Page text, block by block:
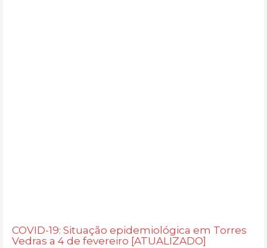
COVID-19: Situação epidemiológica em Torres
Vedras a 4 de fevereiro [ATUALIZADO]